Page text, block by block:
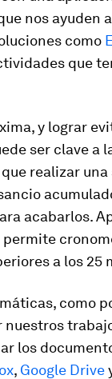
nos ayuden
como
que
y lograr
ser clave a
realizar
acabarlos.
permite
a los 25
como
los
, Google Drive